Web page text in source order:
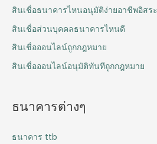
สินเชื่อธนาคารไหนอนุมัติง่ายอาชีพอิสระ
สินเชื่อส่วนบุคคลธนาคารไหนดี
สินเชื่อออนไลน์ถูกกฎหมาย
สินเชื่อออนไลน์อนุมัติทันทีถูกกฎหมาย
ธนาคารต่างๆ
ธนาคาร ttb